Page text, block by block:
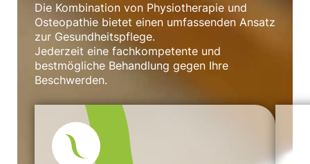
Die Kombination von Physiotherapie und
Osteopathie bietet einen umfassenden Ansatz
zur Gesundheitspflege.
Jederzeit eine fachkompetente und
bestmögliche Behandlung gegen Ihre
Beschwerden.​